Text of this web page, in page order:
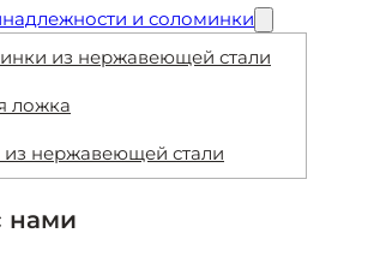
и соломинки
из нержавеющей стали
ложка
нержавеющей стали
нами